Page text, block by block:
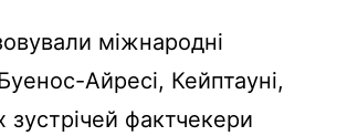
міжнародні
Айресі, Кейптауні,
фактчекери